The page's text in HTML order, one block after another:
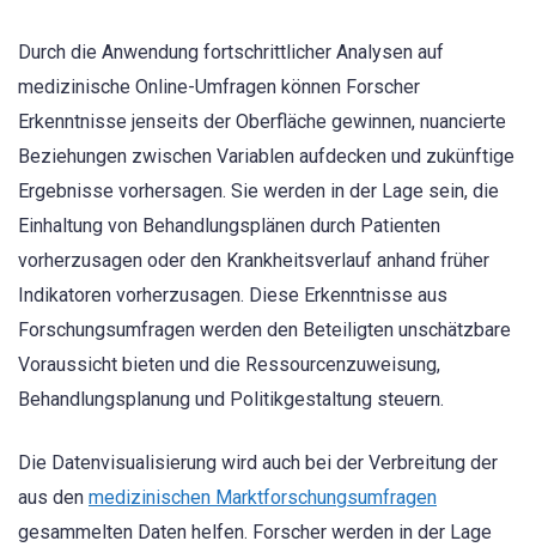
Durch die Anwendung fortschrittlicher Analysen auf
medizinische Online-Umfragen können Forscher
Erkenntnisse jenseits der Oberfläche gewinnen, nuancierte
Beziehungen zwischen Variablen aufdecken und zukünftige
Ergebnisse vorhersagen. Sie werden in der Lage sein, die
Einhaltung von Behandlungsplänen durch Patienten
vorherzusagen oder den Krankheitsverlauf anhand früher
Indikatoren vorherzusagen. Diese Erkenntnisse aus
Forschungsumfragen werden den Beteiligten unschätzbare
Voraussicht bieten und die Ressourcenzuweisung,
Behandlungsplanung und Politikgestaltung steuern.
Die Datenvisualisierung wird auch bei der Verbreitung der
aus den medizinischen Marktforschungsumfragen
gesammelten Daten helfen. Forscher werden in der Lage